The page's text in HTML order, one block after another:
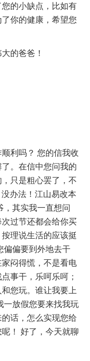
的小缺点，比如有
你的健康，希望您
的爸爸！
利吗？ 您的信我收
。在信中您问我的
只是粗心罢了，不
办法！江山易改本
，其实我一直想问
过节还都会给你买
理说生活的应该挺
偏偏要到外地去干
闷得慌，不是看电
事干，乐呵乐呵；
您玩。谁让我要上
一放假您要来找我玩
话，怎么实现您给
！ 好了，今天就聊